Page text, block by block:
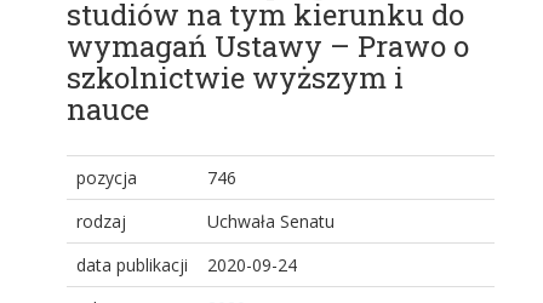
studiów na tym kierunku do
wymagań Ustawy – Prawo o
szkolnictwie wyższym i
nauce
pozycja
746
rodzaj
Uchwała Senatu
data publikacji
2020-09-24